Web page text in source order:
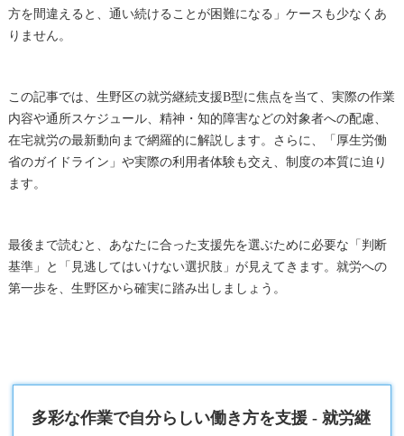
方を間違えると、通い続けることが困難になる」ケースも少なくあ
りません。
この記事では、生野区の就労継続支援B型に焦点を当て、実際の作業
内容や通所スケジュール、精神・知的障害などの対象者への配慮、
在宅就労の最新動向まで網羅的に解説します。さらに、「厚生労働
省のガイドライン」や実際の利用者体験も交え、制度の本質に迫り
ます。
最後まで読むと、あなたに合った支援先を選ぶために必要な「判断
基準」と「見逃してはいけない選択肢」が見えてきます。就労への
第一歩を、生野区から確実に踏み出しましょう。
多彩な作業で自分らしい働き方を支援 - 就労継